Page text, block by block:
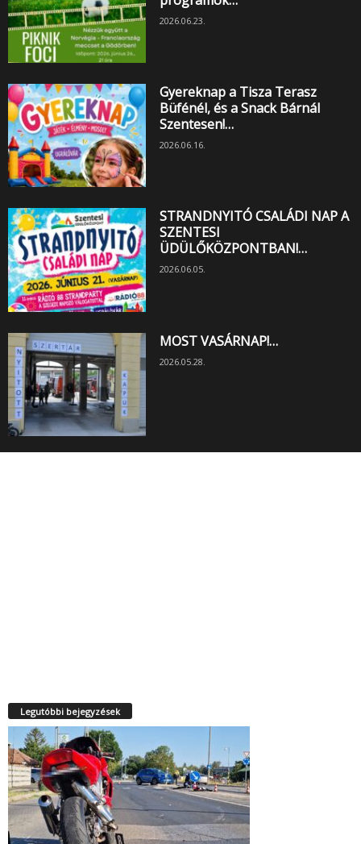
2026.06.23.
Gyereknap a Tisza Terasz
Büfénél, és a Snack Bárnál
Szentesen!…
2026.06.16.
STRANDNYITÓ CSALÁDI NAP A
SZENTESI
ÜDÜLŐKÖZPONTBAN!…
2026.06.05.
MOST VASÁRNAP!…
2026.05.28.
Legutóbbi bejegyzések